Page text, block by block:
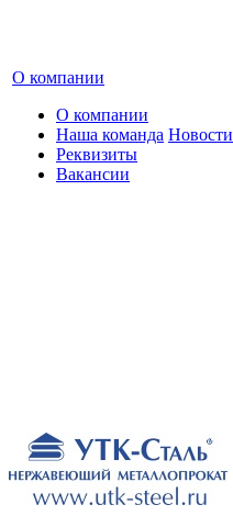
О компании
О компании
Наша команда
Реквизиты
Вакансии
Новости